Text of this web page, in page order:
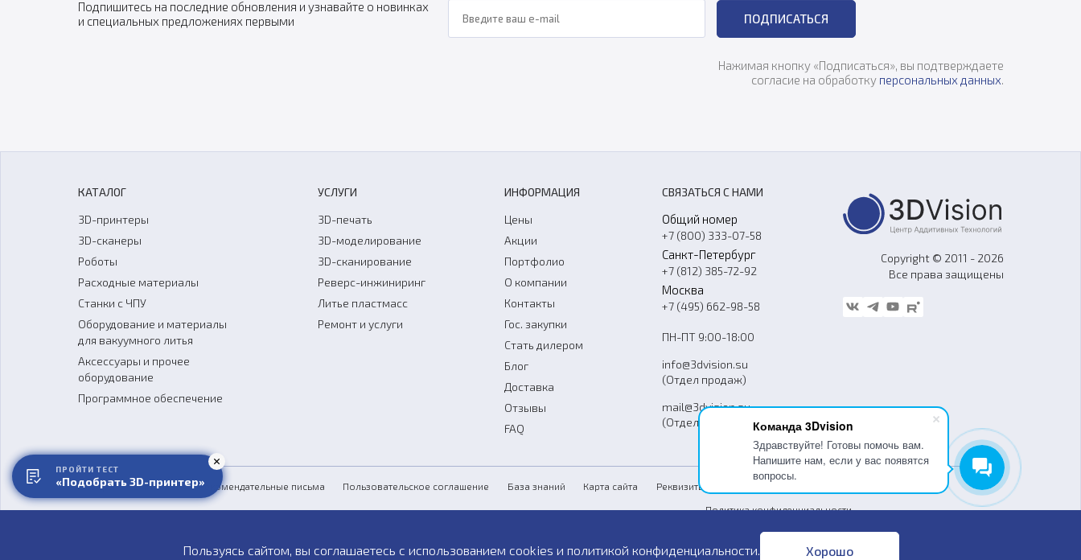
Команда 3Dvision
Здравствуйте! Готовы помочь вам.
Напишите нам, если у вас появятся
вопросы.
Подпишитесь на последние обновления и узнавайте о новинках
и специальных предложениях первыми
ПОДПИСАТЬСЯ
Нажимая кнопку «Подписаться», вы подтверждаете
согласие на обработку персональных данных.
КАТАЛОГ
3D-принтеры
3D-сканеры
Роботы
Расходные материалы
Станки с ЧПУ
Оборудование и материалы
для вакуумного литья
Аксессуары и прочее
оборудование
Программное обеспечение
УСЛУГИ
3D-печать
3D-моделирование
3D-сканирование
Реверс-инжиниринг
Литье пластмасс
Ремонт и услуги
ИНФОРМАЦИЯ
Цены
Акции
Портфолио
О компании
Контакты
Гос. закупки
Стать дилером
Блог
Доставка
Отзывы
FAQ
СВЯЗАТЬСЯ С НАМИ
Общий номер
+7 (800) 333-07-58
Санкт-Петербург
+7 (812) 385-72-92
Москва
+7 (495) 662-98-58
ПН-ПТ 9:00-18:00
info@3dvision.su
(Отдел продаж)
mail@3dvision.su
(Отдел услуг)
Copyright © 2011 - 2026
Все права защищены
Обзоры СМИ о нас Рекомендательные письма Пользовательское соглашение База знаний Карта сайта Реквизиты Согласие на обработку персональных данных
Политика конфиденциальности
Публичная оферта
Пользуясь сайтом, вы соглашаетесь с использованием cookies и политикой конфиденциальности. Хорошо
ПРОЙТИ ТЕСТ
«Подобрать 3D-принтер»